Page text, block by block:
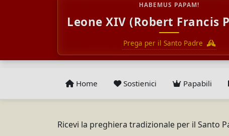
HABEMUS PAPAM!
Leone XIV (Robert Francis
Prega per il Santo Padre
Home Sostienici Papabili
Ricevi la preghiera tradizionale per il Santo